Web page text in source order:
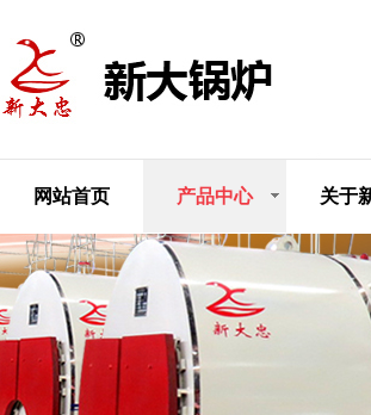
网站首页 产品中心 关于